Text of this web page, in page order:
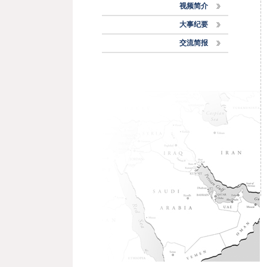
视频简介
大事纪要
交流简报